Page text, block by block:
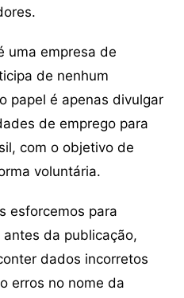
uma empresa de
de nenhum
papel é apenas divulgar
de emprego para
com o objetivo de
voluntária.
esforcemos para
da publicação,
dados incorretos
erros no nome da